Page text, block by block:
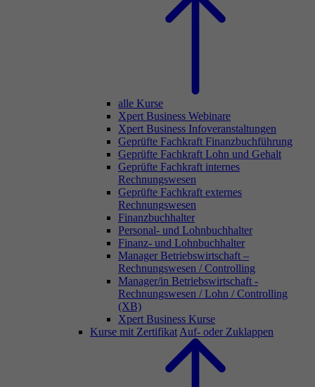
alle Kurse
Xpert Business Webinare
Xpert Business Infoveranstaltungen
Geprüfte Fachkraft Finanzbuchführung
Geprüfte Fachkraft Lohn und Gehalt
Geprüfte Fachkraft internes
Rechnungswesen
Geprüfte Fachkraft externes
Rechnungswesen
Finanzbuchhalter
Personal- und Lohnbuchhalter
Finanz- und Lohnbuchhalter
Manager Betriebswirtschaft –
Rechnungswesen / Controlling
Manager/in Betriebswirtschaft -
Rechnungswesen / Lohn / Controlling
(XB)
Xpert Business Kurse
Kurse mit Zertifikat Auf- oder Zuklappen